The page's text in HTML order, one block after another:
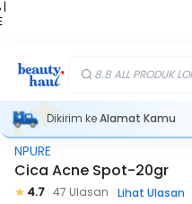
|
8.8 ALL PRODUK
Dikirim keAlamat Kamu
Stok Habis
NPURE
Cica Acne Spot-20gr
4.7 47 Ulasan Lihat Ulasan